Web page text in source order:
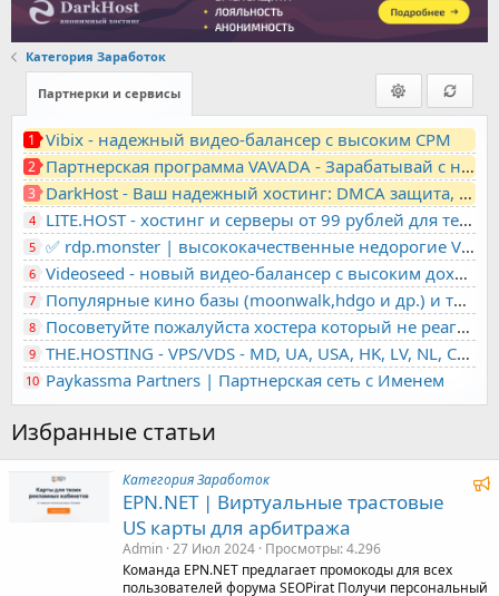
Категория Заработок
Партнерки и сервисы
1 Vibix - надежный видео-балансер с высоким CPM
2 Партнерская программа VAVADA - Зарабатывай с нами!
3 DarkHost - Ваш надежный хостинг: DMCA защита, лояльность, анонимность
4 LITE.HOST - хостинг и серверы от 99 рублей для тех, кто любит не переплачивать. Доступ по SSH, поддержка PHP, GIT, COMPOSER, сертификаты Let's Encrypt
5 ✅ rdp.monster | высококачественные недорогие VPS, RDP - выделенные серверы
6 Videoseed - новый видео-балансер с высоким доходом
7 Популярные кино базы (moonwalk,hdgo и др.) и торренты в одном плеере для вашего сайта
8 Посоветуйте пожалуйста хостера который не реагирует на ркн
9 THE.HOSTING - VPS/VDS - MD, UA, USA, HK, LV, NL, CA, DE, SK, CZE, GB, IL, TR, PL, BG, RO, IT, FL, HU, PT.
10 Paykassma Partners | Партнерская сеть с Именем
Избранные статьи
Р
Категория Заработок
EPN.NET | Виртуальные трастовые
US карты для арбитража
Admin 27 Июл 2024 Просмотры 4.296
Команда EPN.NET предлагает промокоды для всех
пользователей форума SEOPirat Получи персональный